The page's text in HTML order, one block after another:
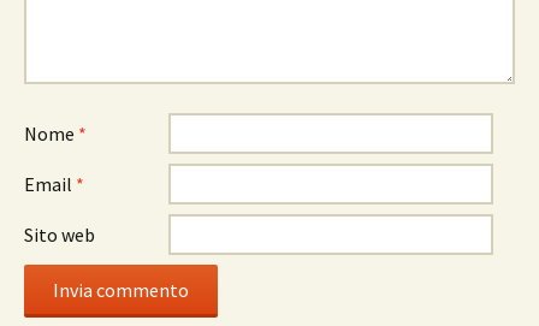
Nome *
Email *
Sito web